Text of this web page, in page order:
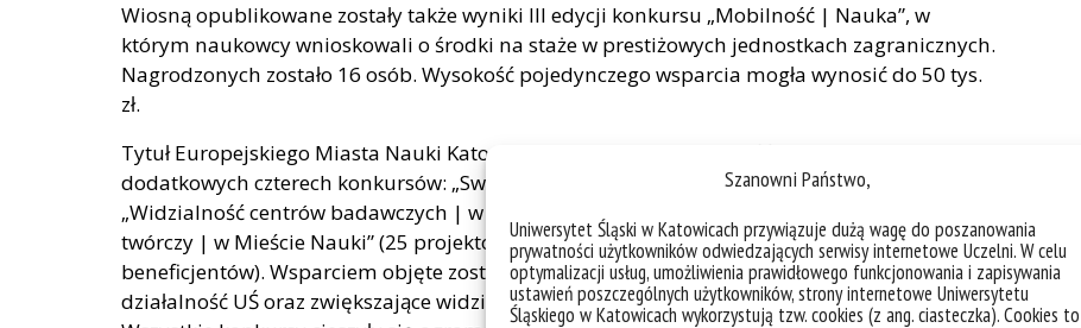
Szanowni Państwo,
Uniwersytet Śląski w Katowicach przywiązuje dużą wagę do poszanowania
prywatności użytkowników odwiedzających serwisy internetowe Uczelni. W celu
optymalizacji usług, umożliwienia prawidłowego funkcjonowania i zapisywania
ustawień poszczególnych użytkowników, strony internetowe Uniwersytetu
Śląskiego w Katowicach wykorzystują tzw. cookies (z ang. ciasteczka). Cookies to
Wiosną opublikowane zostały także wyniki III edycji konkursu „Mobilność | Nauka”, w
którym naukowcy wnioskowali o środki na staże w prestiżowych jednostkach zagranicznych.
Nagrodzonych zostało 16 osób. Wysokość pojedynczego wsparcia mogła wynosić do 50 tys.
zł.
Tytuł Europejskiego Miasta Nauki Katowice 2024 otworzył możliwość zorganizowania
dodatkowych czterech konkursów: „Swoboda badań | w Mieście Nauki” (114 beneficjentów),
„Widzialność centrów badawczych | w Mieście Nauki” (9 nagrodzonych centrów), „Horyzont
twórczy | w Mieście Nauki” (25 projektów artystycznych) oraz „Popularyzacja nauki” (120
beneficjentów). Wsparciem objęte zostały inicjatywy badawcze, artystyczne, popularyzujące
działalność UŚ oraz zwiększające widzialność centrów badawczych działających na uczelni.